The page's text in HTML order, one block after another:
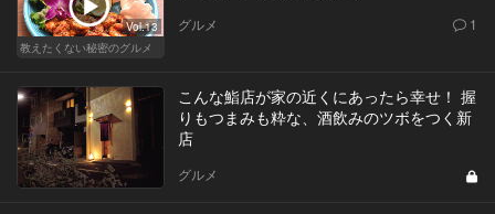
Vol.13
教えたくない秘密のグルメ
グルメ 1
こんな鮨店が家の近くにあったら幸せ！ 握
りもつまみも粋な、酒飲みのツボをつく新
店
グルメ